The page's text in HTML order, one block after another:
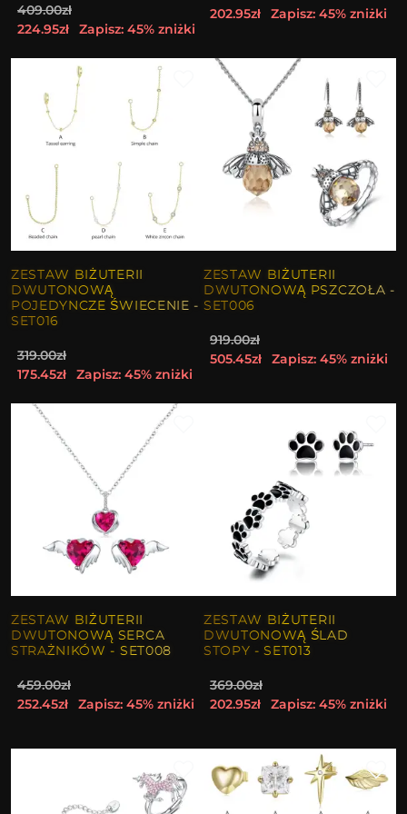
409.00zł
224.95zł
Zapisz: 45% zniżki
202.95zł
Zapisz: 45% zniżki
ZESTAW BIŻUTERII
DWUTONOWĄ
POJEDYNCZE ŚWIECENIE -
SET016
319.00zł
175.45zł
Zapisz: 45% zniżki
ZESTAW BIŻUTERII
DWUTONOWĄ PSZCZOŁA -
SET006
919.00zł
505.45zł
Zapisz: 45% zniżki
ZESTAW BIŻUTERII
DWUTONOWĄ SERCA
STRAŻNIKÓW - SET008
459.00zł
252.45zł
Zapisz: 45% zniżki
ZESTAW BIŻUTERII
DWUTONOWĄ ŚLAD
STOPY - SET013
369.00zł
202.95zł
Zapisz: 45% zniżki